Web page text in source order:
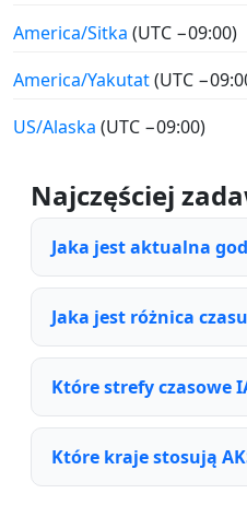
America/Sitka (UTC −09:00)
America/Yakutat(UTC
US/Alaska (UTC −09:00)
Najczęściej
Jaka jest aktualna
Jaka jest różnica
Które strefy czasowe
Które kraje stosują